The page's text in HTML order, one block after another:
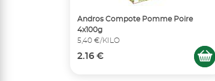
Andros Compote Pomme Poire
4x100g
5,40 €/KILO
2.16 €